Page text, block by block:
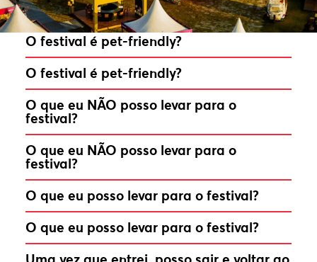
Posso levar pratos para casa?
O festival é pet-friendly?
O festival é pet-friendly?
O que eu NÃO posso levar para o
festival?
O que eu NÃO posso levar para o
festival?
O que eu posso levar para o festival?
O que eu posso levar para o festival?